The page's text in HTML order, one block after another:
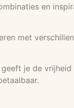
en
met
je de